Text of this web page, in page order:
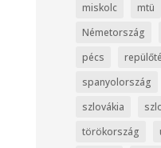
miskolc
mtü
Németország
pécs
spanyolország
szlovákia
törökország